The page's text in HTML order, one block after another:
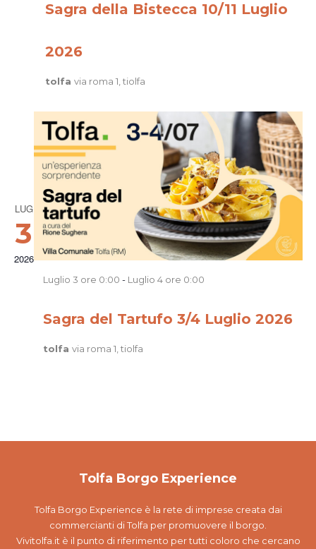
Sagra della Bistecca 10/11 Luglio
2026
tolfa via roma 1, tiolfa
LUG
3
2026
Luglio 3 ore 0:00 - Luglio 4 ore 0:00
Sagra del Tartufo 3/4 Luglio 2026
tolfa via roma 1, tiolfa
Tolfa Borgo Experience
Tolfa Borgo Experience è la rete di imprese creata dai
commercianti di Tolfa per promuovere il borgo.
Vivitolfa.it è il punto di riferimento per tutti coloro che cercano